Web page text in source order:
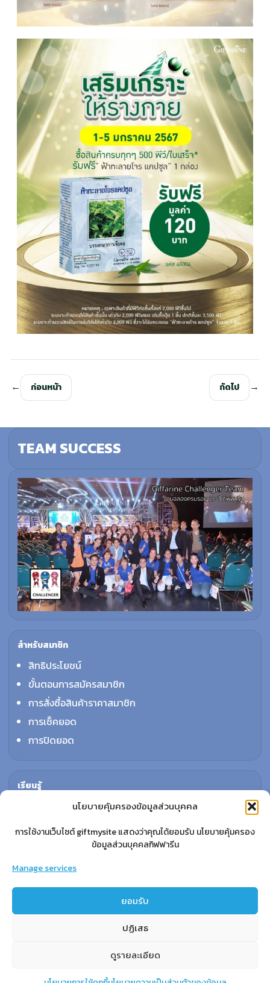
นโยบายคุ้มครองข้อมูลส่วนบุคคล
การใช้งานเว็บไซต์ giftmysite แสดงว่าคุณได้ยอมรับ นโยบายคุ้มครอง
ข้อมูลส่วนบุคคลกิฟฟารีน
Manage services
ยอมรับ
ปฏิเสธ
ดูรายละเอียด
ก่อนหน้า ถัดไป
TEAM SUCCESS
สำหรับสมาชิก
สิทธิประโยชน์
ขั้นตอนการสมัครสมาชิก
การสั่งซื้อสินค้าราคาสมาชิก
การเช็คยอด
การปิดยอด
เรียนรู้
กิฟฟารีนคืออะไร
เราทำอะไร
การทำงานของทีมเรา
แผนรายได้กิฟฟารีน